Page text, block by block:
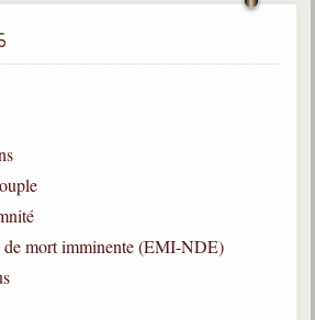
spirites
mort imminente (EMI-NDE)